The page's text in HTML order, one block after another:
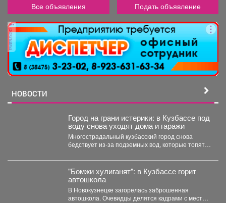
Все объявления Подать объявление
реклама
НОВОСТИ
Город на грани истерики: в Кузбассе под
воду снова уходят дома и гаражи
Многострадальный кузбасский город снова
бедствует из-за подземных вод, которые топят
"Бомжи хулиганят": в Кузбассе горит
автошкола
В Новокузнецке загорелась заброшенная
автошкола. Очевидцы делятся кадрами с места